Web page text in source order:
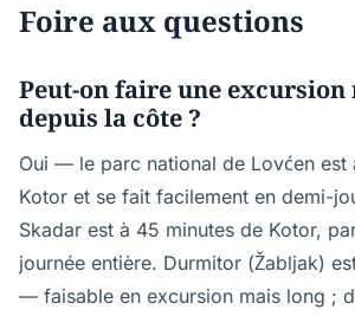
Foire aux questions
Peut-on faire une excursion
depuis la côte ?
Oui — le parc national de Lovćen est
Kotor et se fait facilement en demi-
Skadar est à 45 minutes de Kotor,
journée entière. Durmitor (Žabljak)
— faisable en excursion mais long ;